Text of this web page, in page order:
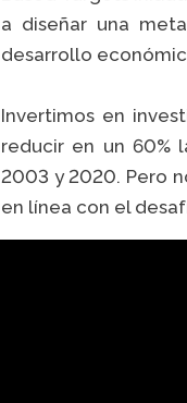
a diseñar una
desarrollo
Invertimos en
reducir en un 60%
2003 y 2020. Pero
en línea con el